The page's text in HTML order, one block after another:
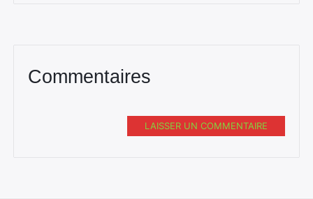
Commentaires
LAISSER UN COMMENTAIRE